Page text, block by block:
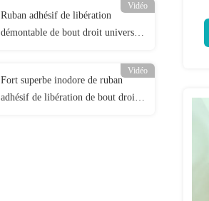
Vidéo
Ruban adhésif de libération
démontable de bout droit universel
Vidéo
Fort superbe inodore de ruban
adhésif de libération de bout droit